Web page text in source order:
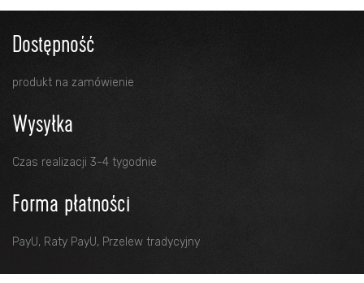
Dostępność
produkt na zamówienie
Wysyłka
Czas realizacji 3-4 tygodnie
Forma płatności
PayU, Raty PayU, Przelew tradycyjny